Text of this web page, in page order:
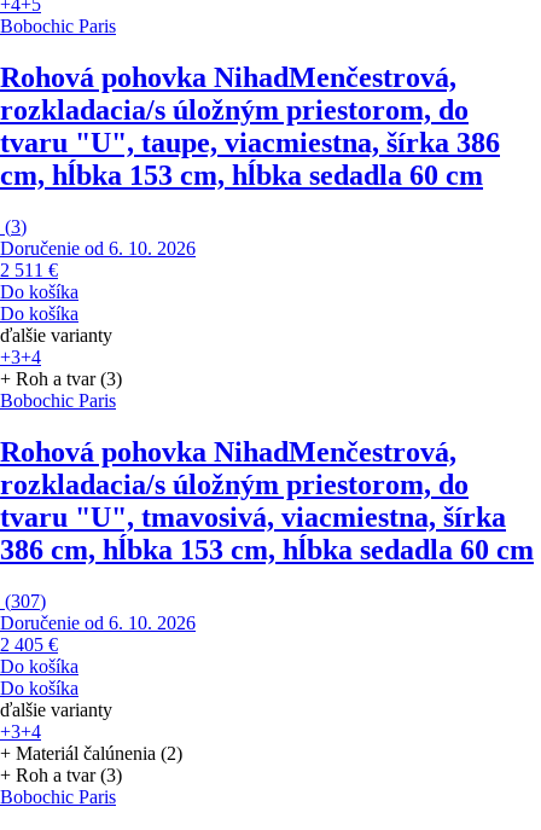
+4+5
Bobochic Paris
Rohová pohovka NihadMenčestrová,
rozkladacia/s úložným priestorom, do
tvaru "U", taupe, viacmiestna, šírka 386
cm, hĺbka 153 cm, hĺbka sedadla 60 cm
(3)
Doručenie od 6. 10. 2026
2 511 €
Do košíka
Do košíka
ďalšie varianty
+3+4
+ Roh a tvar (3)
Bobochic Paris
Rohová pohovka NihadMenčestrová,
rozkladacia/s úložným priestorom, do
tvaru "U", tmavosivá, viacmiestna, šírka
386 cm, hĺbka 153 cm, hĺbka sedadla 60 cm
(307)
Doručenie od 6. 10. 2026
2 405 €
Do košíka
Do košíka
ďalšie varianty
+3+4
+ Materiál čalúnenia (2)
+ Roh a tvar (3)
Bobochic Paris